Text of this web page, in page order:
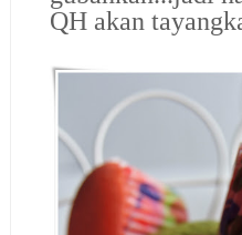
QH akan